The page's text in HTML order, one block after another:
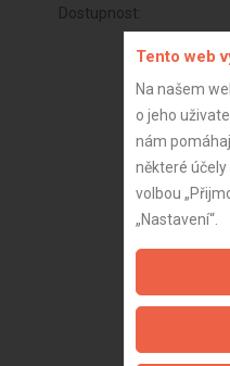
Dostupnost:
Tento web
Na našem
o jeho
nám
některé
volbou
„Nastavení“.